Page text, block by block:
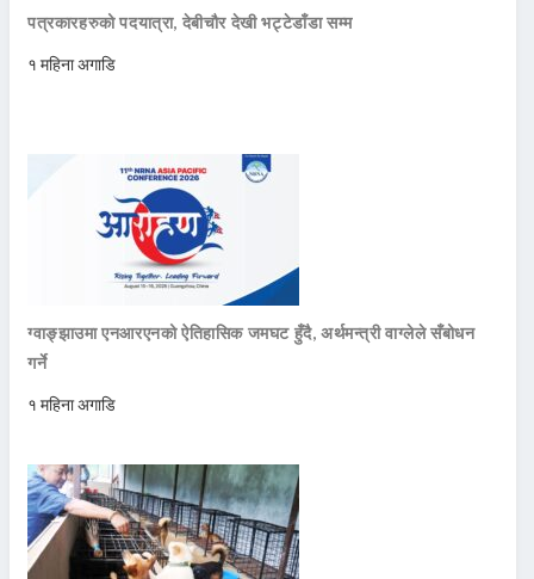
पत्रकारहरुको पदयात्रा, देबीचौर देखी भट्टेडाँडा सम्म
१ महिना अगाडि
ग्वाङ्झाउमा एनआरएनको ऐतिहासिक जमघट हुँदै, अर्थमन्त्री वाग्लेले सँबोधन
गर्ने
१ महिना अगाडि